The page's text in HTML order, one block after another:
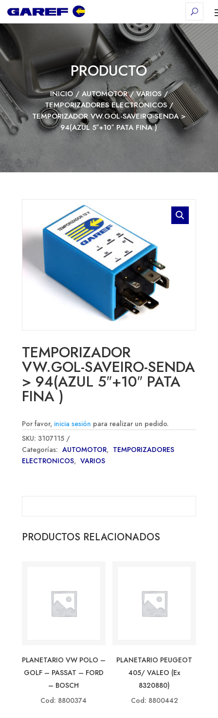
PRODUCTO
INICIO/AUTOMOTOR/VARIOS/
TEMPORIZADORES ELECTRONICOS/
TEMPORIZADOR VW.GOL-SAVEIRO-SENDA >
94(AZUL 5″+10″ PATA FINA )
TEMPORIZADOR
VW.GOL-SAVEIRO-SENDA
> 94(AZUL 5″+10″ PATA
FINA )
Por favor, inicia sesión para realizar un pedido.
SKU: 3107115
Categorías: AUTOMOTOR, TEMPORIZADORES
ELECTRONICOS, VARIOS
PRODUCTOS RELACIONADOS
PLANETARIO VW POLO –
GOLF – PASSAT – FORD
– BOSCH
Cod: 8800374
PLANETARIO PEUGEOT
405/ VALEO (ex
8320880)
Cod: 8800442